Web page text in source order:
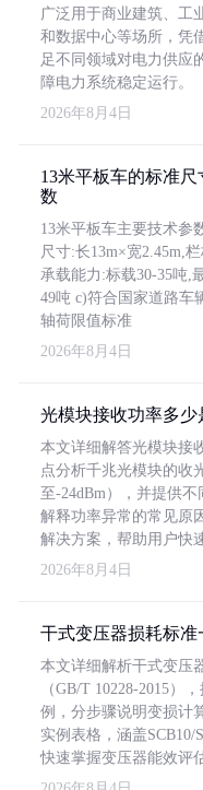
广泛用于商业建筑、工
和数据中心等场所，凭
足不同领域对电力供应
障电力系统稳定运行。
2026年8月4日
13米平板车的标准尺
数
13米平板车主要技术参
尺寸:长13m×宽2.45m,
承载能力:标载30-35吨,
49吨 c)符合国家道路车
轴荷限值标准
2026年8月4日
光模块接收功率多少
本文详细解答光模块接
点分析千兆光模块的收
至-24dBm），并提供
解释功率异常的常见原
解决方案，帮助用户快
2026年8月4日
干式变压器损耗标
本文详细解析干式变压
（GB/T 10228-2015）
例，分步骤说明变损计
实例表格，涵盖SCB10/
快速掌握变压器能效评